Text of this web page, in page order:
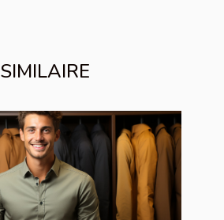
SIMILAIRE